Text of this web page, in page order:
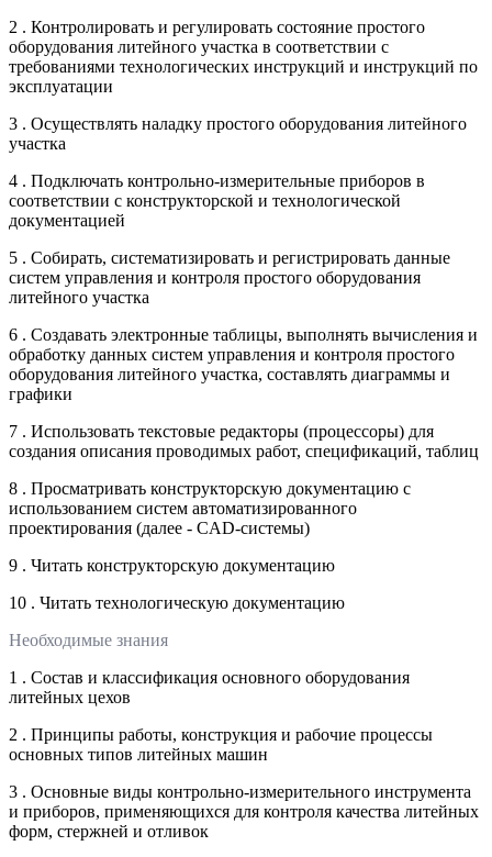
2 . Контролировать и регулировать состояние простого
оборудования литейного участка в соответствии с
требованиями технологических инструкций и инструкций по
эксплуатации
3 . Осуществлять наладку простого оборудования литейного
участка
4 . Подключать контрольно-измерительные приборов в
соответствии с конструкторской и технологической
документацией
5 . Собирать, систематизировать и регистрировать данные
систем управления и контроля простого оборудования
литейного участка
6 . Создавать электронные таблицы, выполнять вычисления и
обработку данных систем управления и контроля простого
оборудования литейного участка, составлять диаграммы и
графики
7 . Использовать текстовые редакторы (процессоры) для
создания описания проводимых работ, спецификаций, таблиц
8 . Просматривать конструкторскую документацию с
использованием систем автоматизированного
проектирования (далее - CAD-системы)
9 . Читать конструкторскую документацию
10 . Читать технологическую документацию
Необходимые знания
1 . Состав и классификация основного оборудования
литейных цехов
2 . Принципы работы, конструкция и рабочие процессы
основных типов литейных машин
3 . Основные виды контрольно-измерительного инструмента
и приборов, применяющихся для контроля качества литейных
форм, стержней и отливок